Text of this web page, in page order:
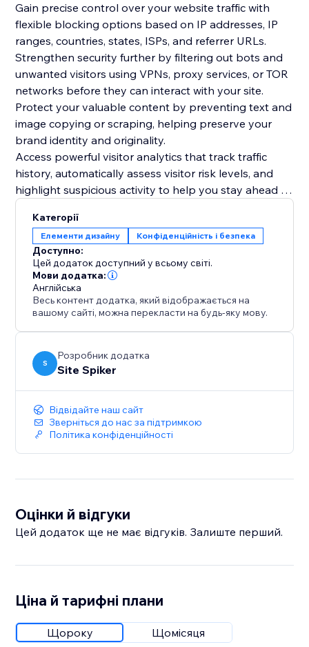
Gain precise control over your website traffic with
flexible blocking options based on IP addresses, IP
ranges, countries, states, ISPs, and referrer URLs.
Strengthen security further by filtering out bots and
unwanted visitors using VPNs, proxy services, or TOR
networks before they can interact with your site.
Protect your valuable content by preventing text and
image copying or scraping, helping preserve your
brand identity and originality.
Access powerful visitor analytics that track traffic
history, automatically assess visitor risk levels, and
highlight suspicious activity to help you stay ahead of
Deliver a personalized browsing experience by
redirecting visitors to custom pages based on their
geographic location, ensuring the right content
Категорії
Елементи дизайну Конфіденційність і безпека
Доступно:
Цей додаток доступний у всьому світі.
Мови додатка:
Англійська
Весь контент додатка, який відображається на
вашому сайті, можна перекласти на будь-яку мову.
S
Розробник додатка
Site Spiker
Відвідайте наш сайт
Зверніться до нас за підтримкою
Політика конфіденційності
Оцінки й відгуки
Цей додаток ще не має відгуків. Залиште перший.
Ціна й тарифні плани
Щороку Щомісяця